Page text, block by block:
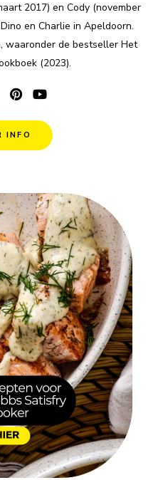
2017) en Cody (november
en Charlie in Apeldoorn.
waaronder de bestseller Het
(2023).
INFO